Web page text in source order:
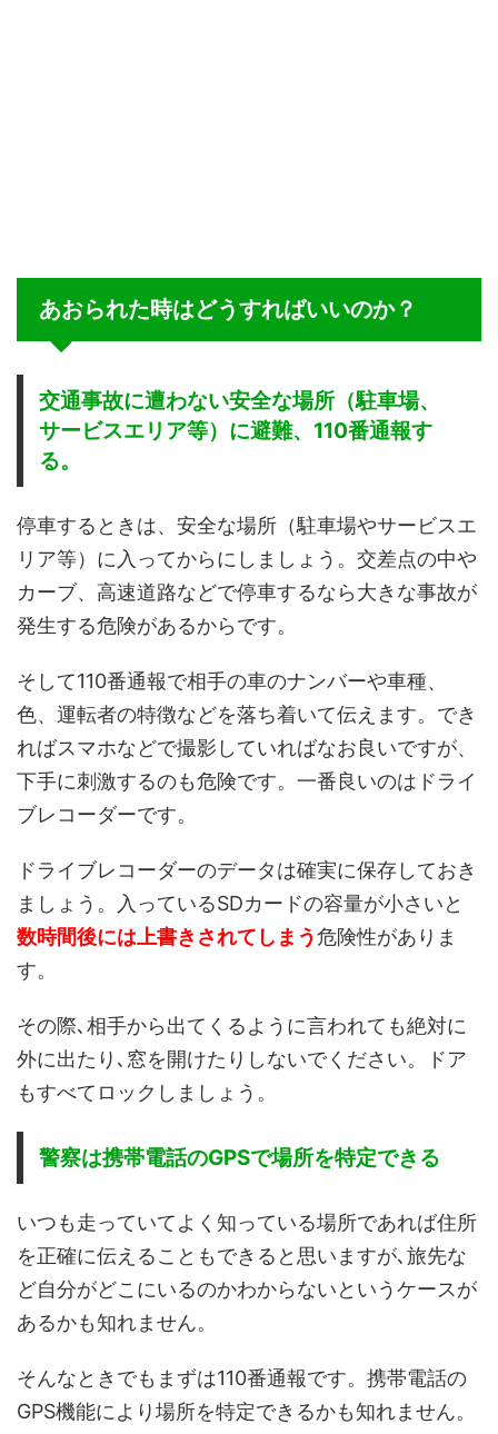
あおられた時はどうすればいいのか？
交通事故に遭わない安全な場所（駐車場、
サービスエリア等）に避難、110番通報す
る。
停車するときは、安全な場所（駐車場やサービスエ
リア等）に入ってからにしましょう。交差点の中や
カーブ、高速道路などで停車するなら大きな事故が
発生する危険があるからです。
そして110番通報で相手の車のナンバーや車種、
色、運転者の特徴などを落ち着いて伝えます。でき
ればスマホなどで撮影していればなお良いですが、
下手に刺激するのも危険です。一番良いのはドライ
ブレコーダーです。
ドライブレコーダーのデータは確実に保存しておき
ましょう。入っているSDカードの容量が小さいと
数時間後には上書きされてしまう危険性がありま
す。
その際､相手から出てくるように言われても絶対に
外に出たり､窓を開けたりしないでください。ドア
もすべてロックしましょう。
警察は携帯電話のGPSで場所を特定できる
いつも走っていてよく知っている場所であれば住所
を正確に伝えることもできると思いますが､旅先な
ど自分がどこにいるのかわからないというケースが
あるかも知れません。
そんなときでもまずは110番通報です。携帯電話の
GPS機能により場所を特定できるかも知れません。